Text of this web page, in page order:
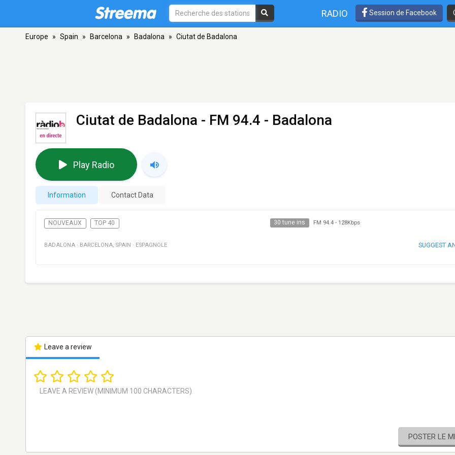
RADIO Session de Facebook
Europe » Spain » Barcelona » Badalona » Ciutat de Badalona
Ciutat de Badalona - FM 94.4 - Badalona
Play Radio
Information Contact Data
NOUVEAUX TOP 40 30 tune ins FM 94.4- 128Kbps
BADALONA · BARCELONA, SPAIN · ESPAGNOLE SUGGEST
Leave a review
POSTER LE